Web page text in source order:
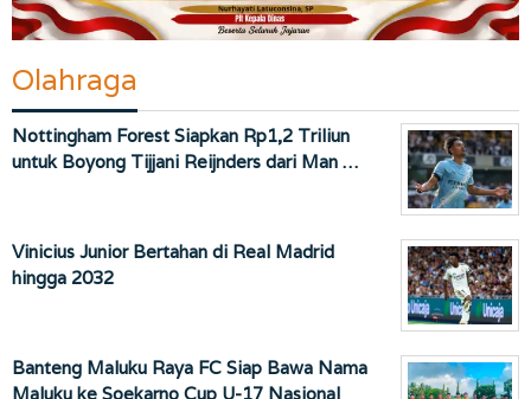
Olahraga
Nottingham Forest Siapkan Rp1,2 Triliun
untuk Boyong Tijjani Reijnders dari Man …
Vinicius Junior Bertahan di Real Madrid
hingga 2032
Banteng Maluku Raya FC Siap Bawa Nama
Maluku ke Soekarno Cup U-17 Nasional